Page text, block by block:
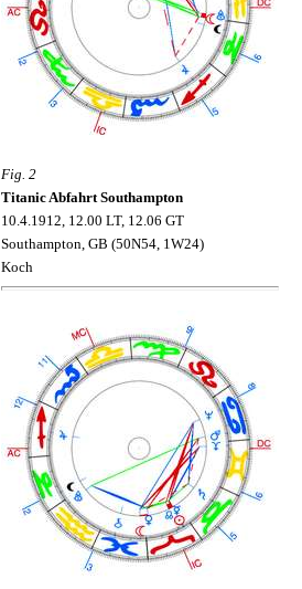
Fig. 2
Titanic Abfahrt Southampton
10.4.1912, 12.00 LT, 12.06 GT
Southampton, GB (50N54, 1W24)
Koch